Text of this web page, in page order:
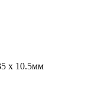
x 10.5мм